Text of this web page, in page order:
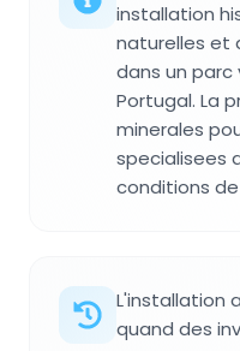
installation
naturelles et
dans un parc
Portugal. La
minerales
specialisees
conditions
L'installation
quand des